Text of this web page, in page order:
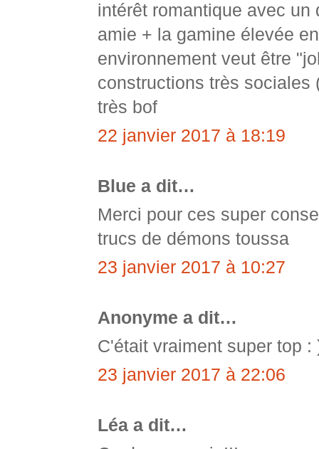
intérêt romantique avec
amie + la gamine élevée
environnement veut être
constructions très sociales
très bof
22 janvier 2017 à 18:19
Blue a dit…
Merci pour ces super
trucs de démons toussa
23 janvier 2017 à 10:27
Anonyme a dit…
C'était vraiment super top :
23 janvier 2017 à 22:06
Léa a dit…